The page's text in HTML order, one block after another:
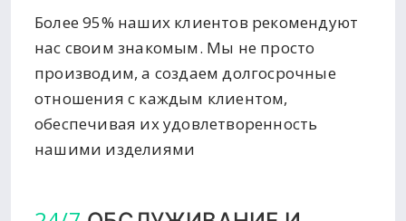
Более 95% наших клиентов рекомендуют
нас своим знакомым. Мы не просто
производим, а создаем долгосрочные
отношения с каждым клиентом,
обеспечивая их удовлетворенность
нашими изделиями